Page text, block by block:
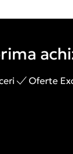
Oferte